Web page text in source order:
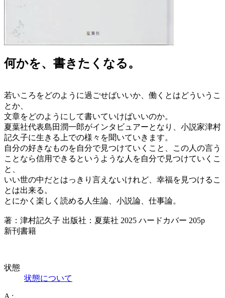
何かを、書きたくなる。
若いころをどのように過ごせばいいか、働くとはどういうこ
とか、
文章をどのようにして書いていけばいいのか。
夏葉社代表島田潤一郎がインタビュアーとなり、小説家津村
記久子に生きる上での様々を聞いていきます。
自分の好きなものを自分で見つけていくこと、この人の言う
ことなら信用できるというような人を自分で見つけていくこ
と、
いい世の中だとはっきり言えないけれど、幸福を見つけるこ
とは出来る。
とにかく楽しく読める人生論、小説論、仕事論。
著：津村記久子 出版社：夏葉社 2025 ハードカバー 205p
新刊書籍
状態
状態について
A :